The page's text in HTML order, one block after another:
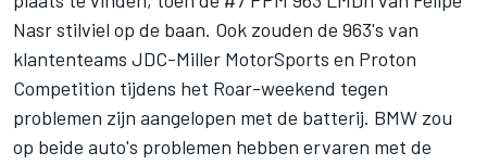
Nasrstilviel op de baan. Ook zouden de 963's van
klantenteams JDC-Miller MotorSports en Proton
Competition tijdens het Roar-weekend tegen
problemen zijn aangelopen met de batterij. BMW zou
op beide auto's problemen hebben ervaren met de